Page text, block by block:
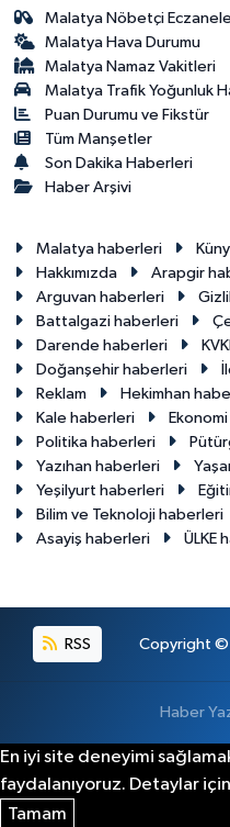
Malatya Nöbetçi
Malatya Hava Durumu
Malatya Namaz Vakitleri
Malatya Trafik Yoğunluk
Puan Durumu ve Fikstür
Tüm Manşetler
Son Dakika Haberleri
Haber Arşivi
Malatya haberleri
Hakkımızda
Arapgir
Arguvan haberleri
Battalgazi haberleri
Darende haberleri
Doğanşehir haberleri
Reklam
Hekimhan
Kale haberleri
Politika haberleri
Yazıhan haberleri
Yeşilyurt haberleri
Bilim ve Teknoloji haberleri
Asayiş haberleri
ÜLKE
RSS Copyright ©
Haber
En iyi site deneyimi
faydalanıyoruz. Detaylar
Tamam